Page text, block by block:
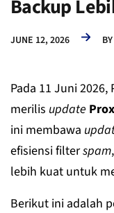
Backup
JUNE 12, 2026 BY
Pada 11 Juni
merilis update
ini membawa
efisiensi filterspam
lebih kuat untuk
Berikut ini adalah